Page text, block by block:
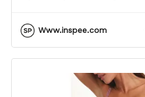
Www.inspee.com